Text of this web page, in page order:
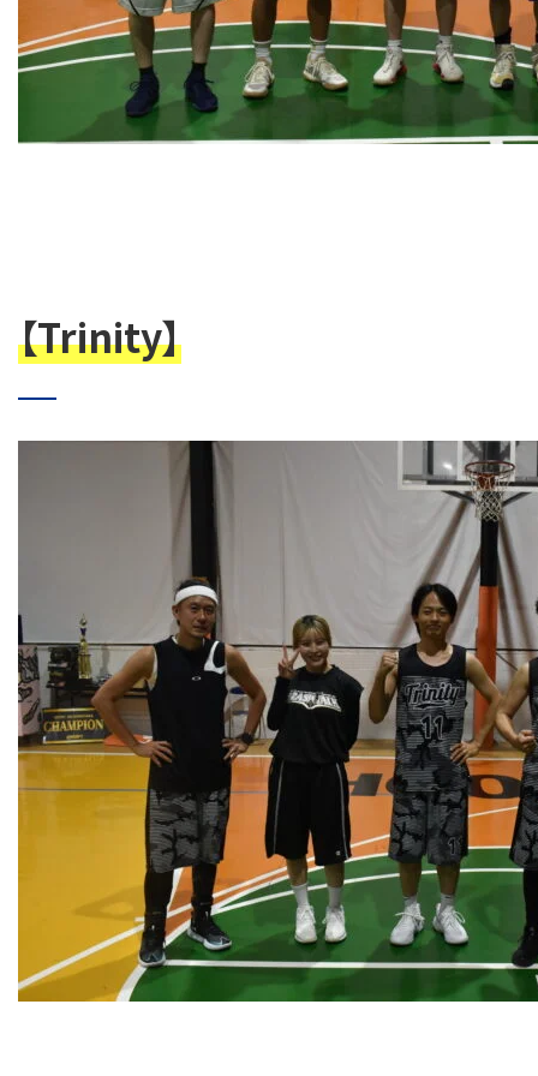
【Trinity】